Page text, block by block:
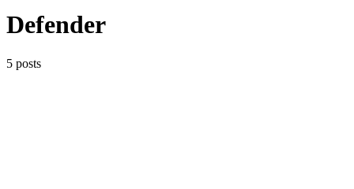
Defender
5 posts